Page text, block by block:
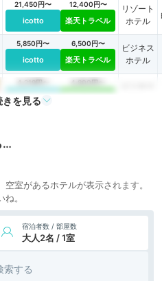
21,450円〜
icotto
12,400円〜
楽天トラベル
リゾート
ホテル
5,850円〜
icotto
6,500円〜
楽天トラベル
ビジネス
ホテル
4,219円〜
icotto
4,800円〜
を見る
…
室があるホテルが表示されます。
。
宿泊者数 / 部屋数
大人2名 / 1室
索する